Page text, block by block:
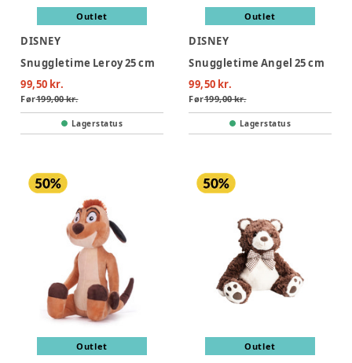
Outlet
DISNEY
Snuggletime Leroy 25 cm
99,50 kr.
Før199,00 kr.
Lagerstatus
Outlet
DISNEY
Snuggletime Angel 25 cm
99,50 kr.
Før199,00 kr.
Lagerstatus
Outlet Outlet